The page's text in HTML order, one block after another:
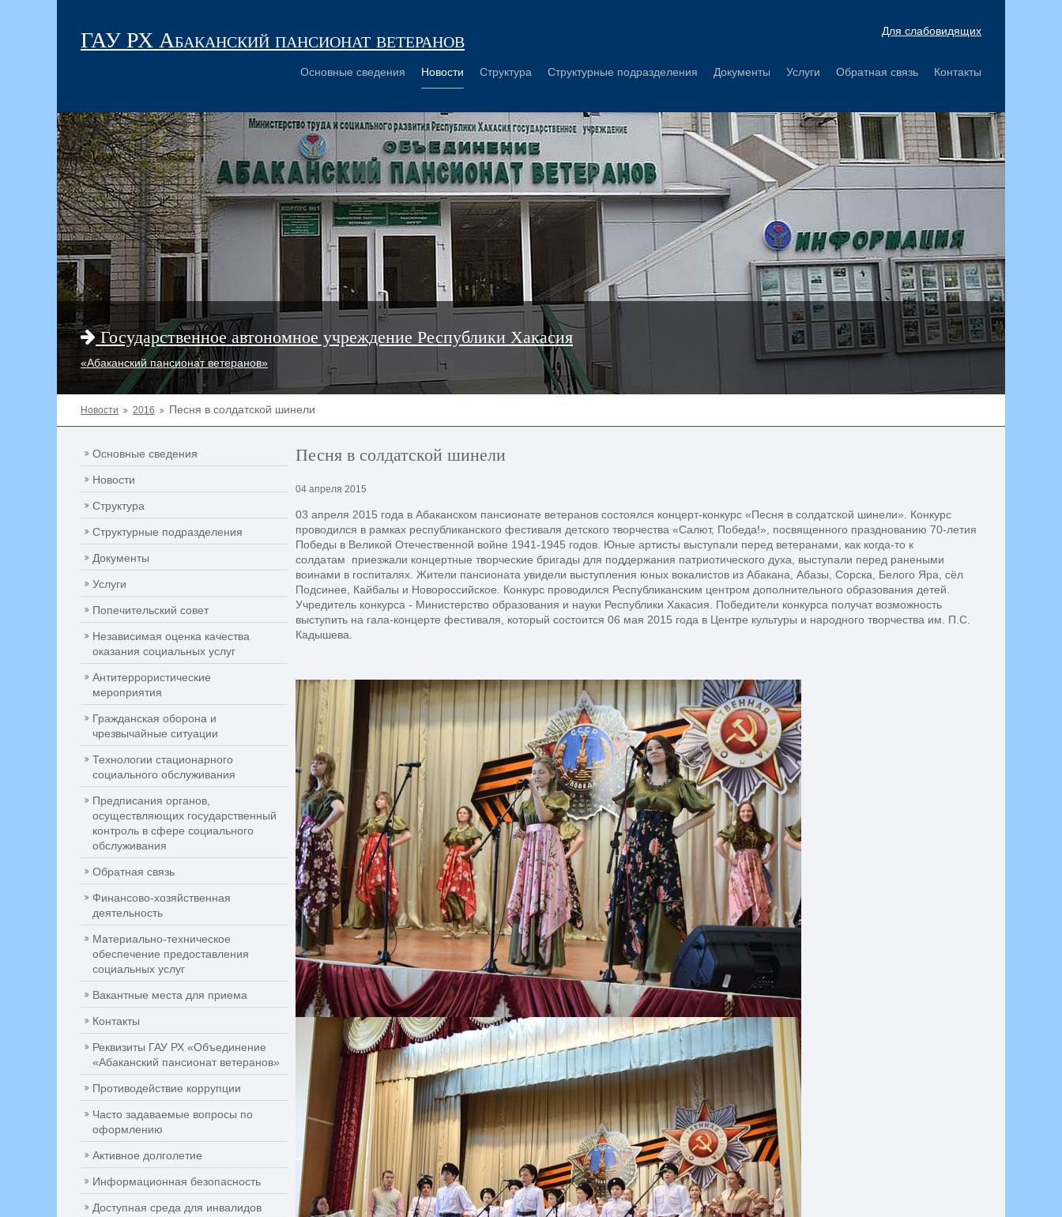
Для слабовидящих
ГАУ РХ Абаканский пансионат ветеранов
Основные сведения Новости Структура Структурные подразделения Документы Услуги Обратная связь Контакты
Государственное автономное учреждение Республики Хакасия
«Абаканский пансионат ветеранов»
Новости 2016 Песня в солдатской шинели
Основные сведения
Новости
Структура
Структурные подразделения
Документы
Услуги
Попечительский совет
Независимая оценка качества
оказания социальных услуг
Антитеррористические
мероприятия
Гражданская оборона и
чрезвычайные ситуации
Технологии стационарного
социального обслуживания
Предписания органов,
осуществляющих государственный
контроль в сфере социального
обслуживания
Обратная связь
Финансово-хозяйственная
деятельность
Материально-техническое
обеспечение предоставления
социальных услуг
Вакантные места для приема
Контакты
Реквизиты ГАУ РХ «Объединение
«Абаканский пансионат ветеранов»
Противодействие коррупции
Часто задаваемые вопросы по
оформлению
Активное долголетие
Информационная безопасность
Доступная среда для инвалидов
Песня в солдатской шинели
04 апреля 2015
03 апреля 2015 года в Абаканском пансионате ветеранов состоялся концерт-конкурс «Песня в солдатской шинели». Конкурс
проводился в рамках республиканского фестиваля детского творчества «Салют, Победа!», посвященного празднованию 70-летия
Победы в Великой Отечественной войне 1941-1945 годов. Юные артисты выступали перед ветеранами, как когда-то к
солдатам приезжали концертные творческие бригады для поддержания патриотического духа, выступали перед ранеными
воинами в госпиталях. Жители пансионата увидели выступления юных вокалистов из Абакана, Абазы, Сорска, Белого Яра, сёл
Подсинее, Кайбалы и Новороссийское. Конкурс проводился Республиканским центром дополнительного образования детей.
Учредитель конкурса - Министерство образования и науки Республики Хакасия. Победители конкурса получат возможность
выступить на гала-концерте фестиваля, который состоится 06 мая 2015 года в Центре культуры и народного творчества им. П.С.
Кадышева.